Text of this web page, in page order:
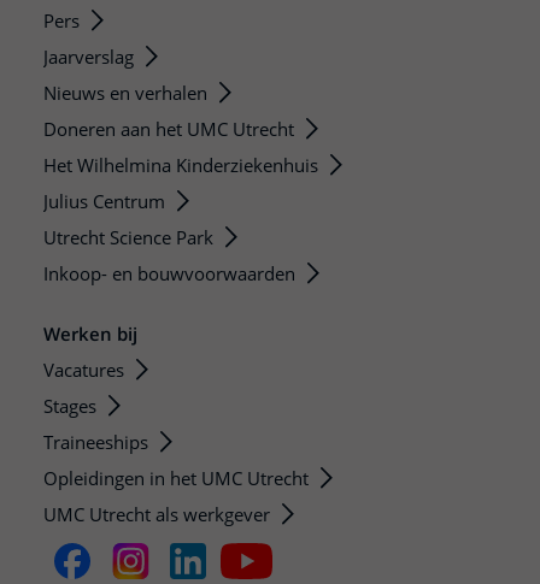
Pers
Jaarverslag
Nieuws en verhalen
Doneren aan het UMC Utrecht
Het Wilhelmina Kinderziekenhuis
Julius Centrum
Utrecht Science Park
Inkoop- en bouwvoorwaarden
Werken bij
Vacatures
Stages
Traineeships
Opleidingen in het UMC Utrecht
UMC Utrecht als werkgever